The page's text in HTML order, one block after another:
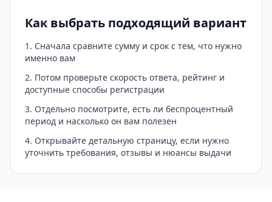
Как выбрать подходящий вариант
Сначала сравните сумму и срок с тем, что нужно
именно вам
Потом проверьте скорость ответа, рейтинг и
доступные способы регистрации
Отдельно посмотрите, есть ли беспроцентный
период и насколько он вам полезен
Открывайте детальную страницу, если нужно
уточнить требования, отзывы и нюансы выдачи